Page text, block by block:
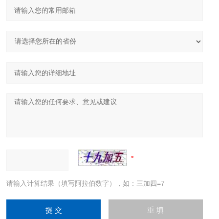
请输入计算结果（填写阿拉伯数字），如：三加四=7